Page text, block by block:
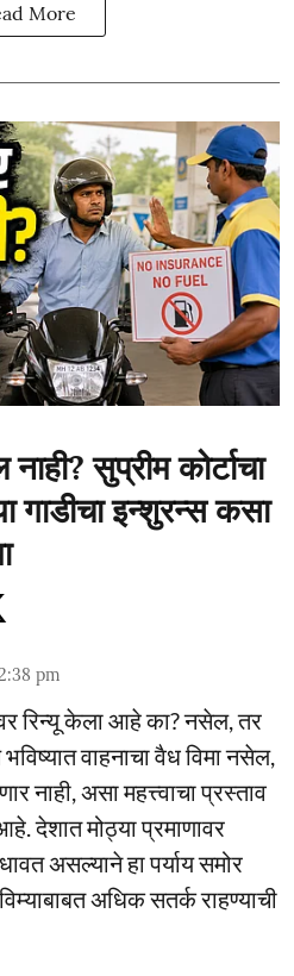
More
सुप्रीम कोर्टाचा
गाडीचा इन्शुरन्स कसा
pm
रिन्यू केला आहे का? नसेल, तर
वाहनाचा वैध विमा नसेल,
नाही, असा महत्त्वाचा प्रस्ताव
देशात मोठ्या प्रमाणावर
असल्याने हा पर्याय समोर
अधिक सतर्क राहण्याची